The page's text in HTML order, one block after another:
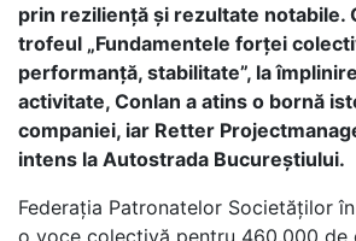
prin reziliență și rezultate notabile.
trofeul „Fundamentele forței
performanță, stabilitate”, la
activitate, Conlan a atins o bornă
companiei, iar Retter
intens la Autostrada Bucureștiului.
Federația Patronatelor Societăților
o voce colectivă pentru 460.000 de